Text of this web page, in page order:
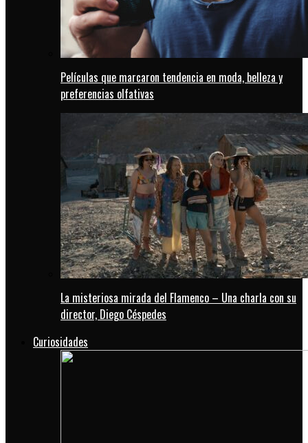
Películas que marcaron tendencia en moda, belleza y
preferencias olfativas
La misteriosa mirada del Flamenco – Una charla con su
director, Diego Céspedes
Curiosidades